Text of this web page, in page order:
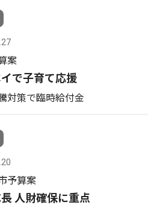
案
で子育て応援
対策で臨時給付金
予算案
人財確保に重点